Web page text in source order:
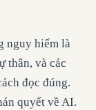
nguy hiểm là
thân, và các
đọc đúng.
quyết về AI.